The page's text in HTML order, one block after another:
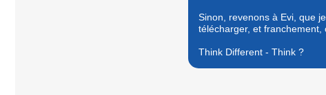
Sinon, revenons à Evi, que
télécharger, et franchement,
Think Different - Think ?